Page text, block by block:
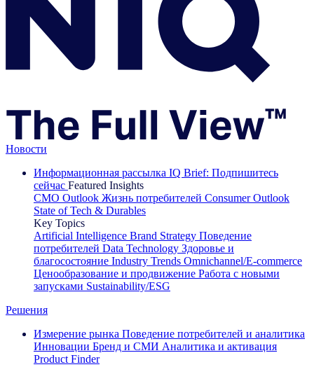
Новости
Информационная рассылка IQ Brief: Подпишитесь
сейчас Featured Insights
CMO Outlook Жизнь потребителей Consumer Outlook
State of Tech & Durables
Key Topics
Artificial Intelligence Brand Strategy Поведение
потребителей Data Technology Здоровье и
благосостояние Industry Trends Omnichannel/E-commerce
Ценообразование и продвижение Работа с новыми
запусками Sustainability/ESG
Решения
Измерение рынка Поведение потребителей и аналитика
Инновации Бренд и СМИ Аналитика и активация
Product Finder